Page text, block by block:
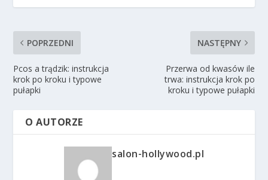
POPRZEDNI
Pcos a trądzik: instrukcja
krok po kroku i typowe
pułapki
NASTĘPNY
Przerwa od kwasów ile
trwa: instrukcja krok po
kroku i typowe pułapki
O AUTORZE
salon-hollywood.pl